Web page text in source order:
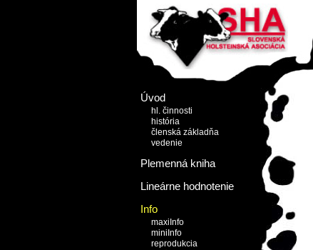
Úvod
hl. činnosti
história
členská základňa
vedenie
Plemenná kniha
Lineárne hodnotenie
Info
maxiInfo
miniInfo
reprodukcia